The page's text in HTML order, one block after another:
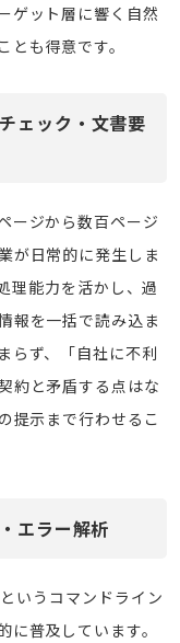
ゲット層に響く自然
も得意です。
ェック・文書要
ージから数百ページ
が日常的に発生しま
能力を活かし、過
報を一括で読み込ま
らず、「自社に不利
約と矛盾する点はな
提示まで行わせるこ
エラー解析
いうコマンドライン
普及しています。